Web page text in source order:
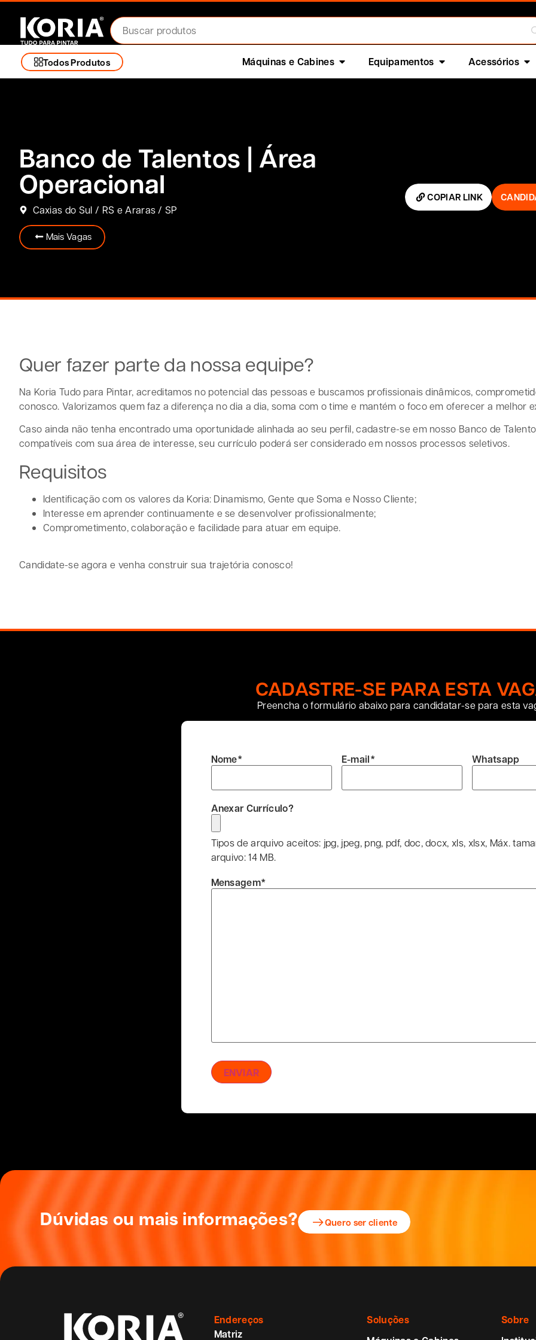
Todos Produtos Máquinas e Cabines Equipamentos Acessórios
Banco de Talentos | Área
Operacional
Caxias do Sul / RS e Araras / SP
Mais Vagas
COPIAR LINK
Quer fazer parte da nossa equipe?
Na Koria Tudo para Pintar, acreditamos no potencial das pessoas e buscamos profissionais dinâmicos,
conosco. Valorizamos quem faz a diferença no dia a dia, soma com o time e mantém o foco em oferecer a melhor
Caso ainda não tenha encontrado uma oportunidade alinhada ao seu perfil, cadastre-se em nosso Banco de
compatíveis com sua área de interesse, seu currículo poderá ser considerado em nossos processos seletivos.
Requisitos
Identificação com os valores da Koria: Dinamismo, Gente que Soma e Nosso Cliente;
Interesse em aprender continuamente e se desenvolver profissionalmente;
Comprometimento, colaboração e facilidade para atuar em equipe.
Candidate-se agora e venha construir sua trajetória conosco!
CADASTRE-SE PARA ESTA
Preencha o formulário abaixo para candidatar-se para esta
Nome* E-mail* Whatsapp
Anexar Currículo?
Tipos de arquivo aceitos: jpg, jpeg, png, pdf, doc, docx, xls, xlsx, Máx.
arquivo: 14 MB.
Mensagem*
Dúvidas ou mais informações? Quero ser cliente
Endereços
Matriz
Soluções
Sobre